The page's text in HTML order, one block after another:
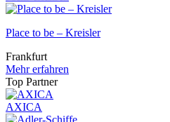
Place to be – Kreisler
Frankfurt
Mehr erfahren
Top Partner
AXICA